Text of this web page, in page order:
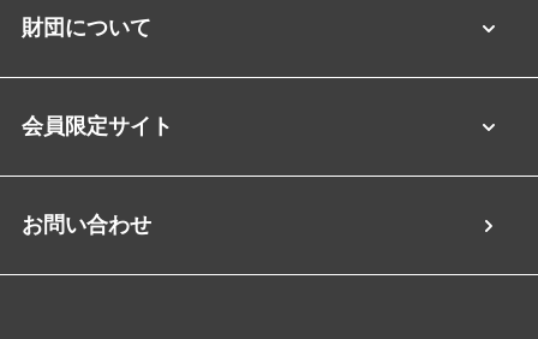
財団について
会員限定サイト
お問い合わせ